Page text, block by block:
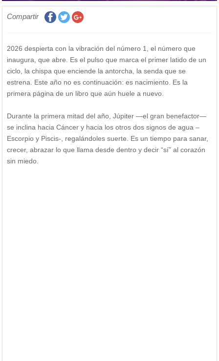
Compartir
2026 despierta con la vibración del número 1, el número que
inaugura, que abre. Es el pulso que marca el primer latido de un
ciclo, la chispa que enciende la antorcha, la senda que se
estrena. Este año no es continuación: es nacimiento. Es la
primera página de un libro que aún huele a nuevo.
Durante la primera mitad del año, Júpiter —el gran benefactor—
se inclina hacia Cáncer y hacia los otros dos signos de agua –
Escorpio y Piscis-, regalándoles suerte. Es un tiempo para sanar,
crecer, abrazar lo que llama desde dentro y decir “sí” al corazón
sin miedo.